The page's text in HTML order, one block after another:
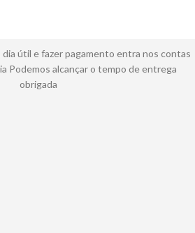
dia útil e fazer pagamento entra nos contas
Podemos alcançar o tempo de entrega
obrigada